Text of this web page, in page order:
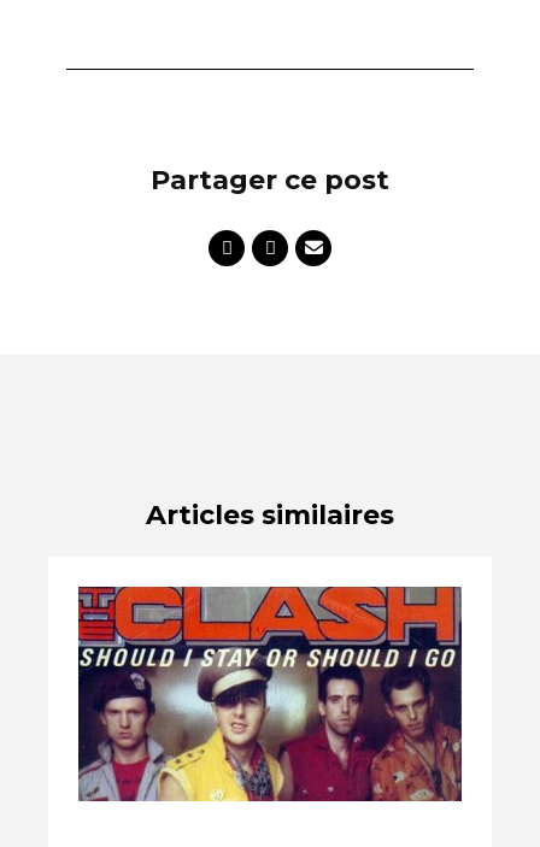
Partager ce post
Articles similaires